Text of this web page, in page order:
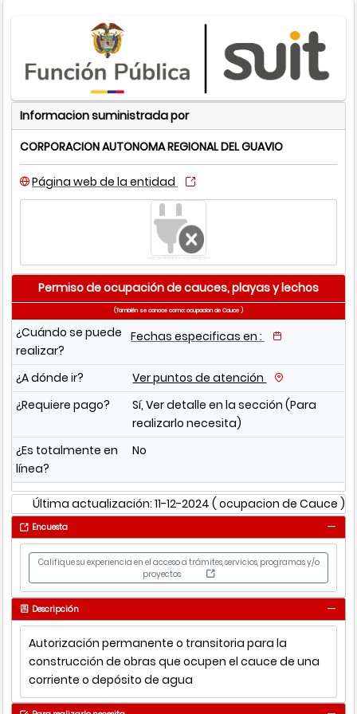
Informacion suministrada por
CORPORACION AUTONOMA REGIONAL DEL GUAVIO
Página web de la entidad
Logo no definido o no encontrado
Permiso de ocupación de cauces, playas y lechos
(También se conoce como: ocupacion de Cauce )
¿Cuándo se puede
realizar?
Fechas especificas en :
¿A dónde ir?
Ver puntos de atención
¿Requiere pago?
Sí, Ver detalle en la sección (Para
realizarlo necesita)
¿Es totalmente en
línea?
No
Última actualización: 11-12-2024 ( ocupacion de Cauce )
Encuesta
Califique su experiencia en el acceso a trámites, servicios, programas y/o
proyectos
Descripción
Autorización permanente o transitoria para la
construcción de obras que ocupen el cauce de una
corriente o depósito de agua